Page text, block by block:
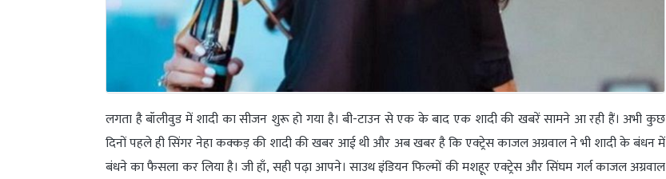
लगता है बॉलीवुड में शादी का सीजन शुरू हो गया है। बी-टाउन से एक के बाद एक शादी की खबरें सामने आ रही हैं। अभी कुछ
दिनों पहले ही सिंगर नेहा कक्कड़ की शादी की खबर आई थी और अब खबर है कि एक्ट्रेस काजल अग्रवाल ने भी शादी के बंधन में
बंधने का फैसला कर लिया है। जी हाँ, सही पढ़ा आपने। साउथ इंडियन फिल्मों की मशहूर एक्ट्रेस और सिंघम गर्ल काजल अग्रवाल